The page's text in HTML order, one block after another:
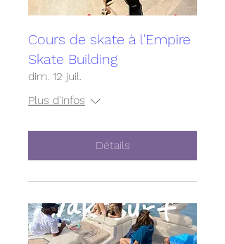
Cours de skate à l'Empire
Skate Building
dim. 12 juil.
Plus d'infos
Détails